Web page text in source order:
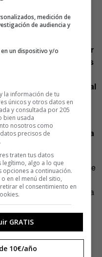
verdadero signo de las
variar con el paso del
que dábamos en llamar
en los términos
hay consecuencias
de vida profesional
se haya visto
tocado este tiempo para
construir?
a gestionar lo que
para dar a luz una
política y de vivir todavía
hasta este momento.
medición de
de audiencia y
un dispositivo y/o
la información de tu
únicos y otros datos en
y consultada por 205
bien usada
nosotros como
precisos de
.
traten tus datos
algo a lo que
a continuación.
en el menú del sitio,
el consentimiento en
GRATIS
10€/año